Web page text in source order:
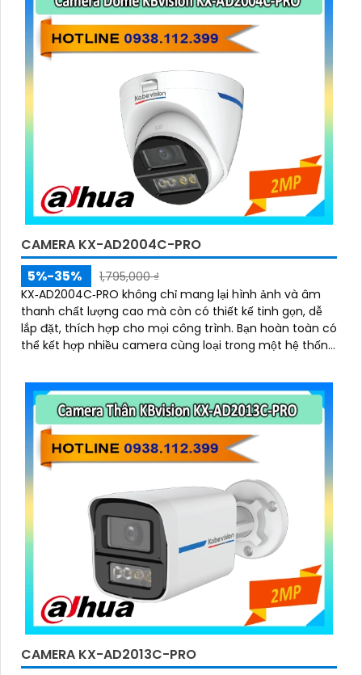
CAMERA KX-AD2004C-PRO
5%-35%
1,795,000 ₫
KX‑AD2004C‑PRO không chỉ mang lại hình ảnh và âm
thanh chất lượng cao mà còn có thiết kế tinh gọn, dễ
lắp đặt, thích hợp cho mọi công trình. Bạn hoàn toàn có
thể kết hợp nhiều camera cùng loại trong một hệ thống
kiệm thời gian và chi phí
CAMERA KX-AD2013C-PRO